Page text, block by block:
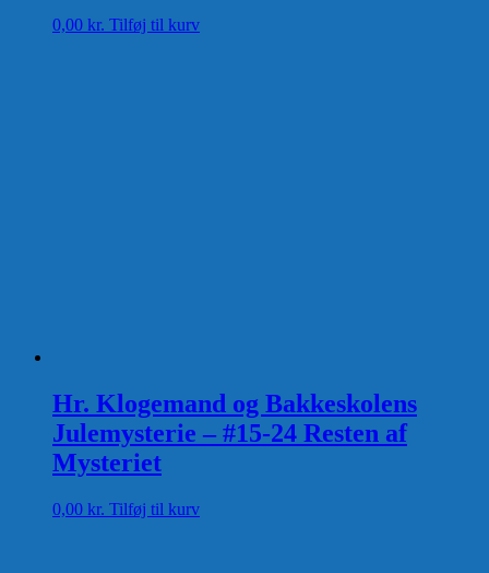
0,00 kr. Tilføj til kurv
Hr. Klogemand og Bakkeskolens
Julemysterie – #15-24 Resten af
Mysteriet
0,00 kr. Tilføj til kurv